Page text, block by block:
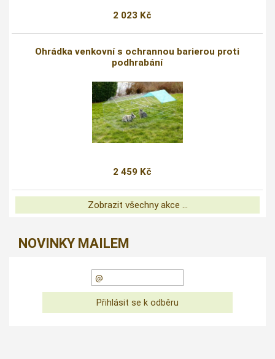
2 023 Kč
Ohrádka venkovní s ochrannou barierou proti
podhrabání
2 459 Kč
Zobrazit všechny akce ...
NOVINKY MAILEM